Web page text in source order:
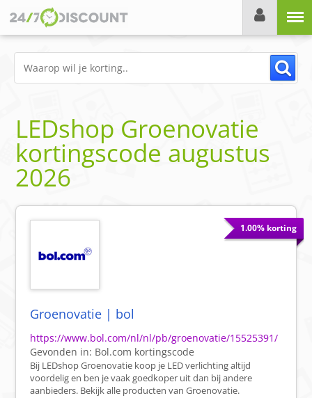
LEDshop Groenovatie
kortingscode augustus
2026
1.00% korting
Groenovatie | bol
https://www.bol.com/nl/nl/pb/groenovatie/15525391/
Gevonden in: Bol.com kortingscode
Bij LEDshop Groenovatie koop je LED verlichting altijd
voordelig en ben je vaak goedkoper uit dan bij andere
aanbieders. Bekijk alle producten van Groenovatie.